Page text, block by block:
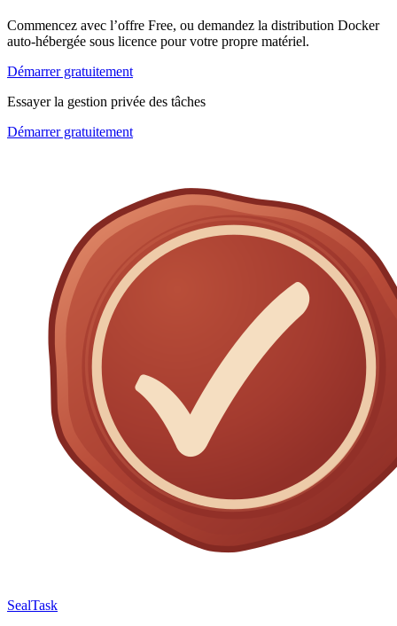
Commencez avec l’offre Free, ou demandez la distribution Docker
auto-hébergée sous licence pour votre propre matériel.
Démarrer gratuitement
Essayer la gestion privée des tâches
Démarrer gratuitement
SealTask